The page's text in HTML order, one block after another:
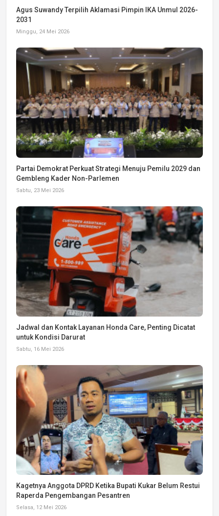
Agus Suwandy Terpilih Aklamasi Pimpin IKA Unmul 2026-
2031
Minggu, 24 Mei 2026
Partai Demokrat Perkuat Strategi Menuju Pemilu 2029 dan
Gembleng Kader Non-Parlemen
Sabtu, 23 Mei 2026
Jadwal dan Kontak Layanan Honda Care, Penting Dicatat
untuk Kondisi Darurat
Sabtu, 16 Mei 2026
Kagetnya Anggota DPRD Ketika Bupati Kukar Belum Restui
Raperda Pengembangan Pesantren
Selasa, 12 Mei 2026